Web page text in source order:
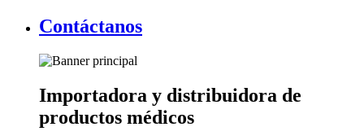
Contáctanos
Importadora y distribuidora de
productos médicos